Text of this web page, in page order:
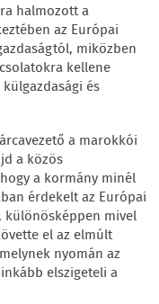
halmozott a
az Európai
miközben
kellene
és
a marokkói
a közös
a kormány minél
érdekelt az Európai
különösképpen mivel
el az elmúlt
nyomán az
elszigeteli a